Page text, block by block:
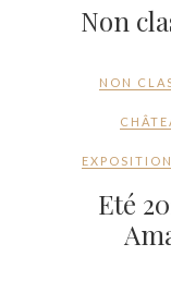
Non
NON
Eté